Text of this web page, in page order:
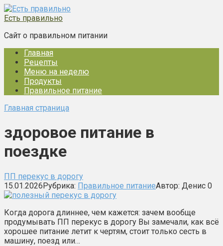
Перейти
к
Есть правильно
Сайт о правильном питании
Главная
Рецепты
Меню на неделю
Продукты
Правильное питание
Главная страница
здоровое питание в
поездке
ПП перекус в дорогу
15.01.2026Рубрика: Правильное питаниеАвтор: Денис 0
Когда дорога длиннее, чем кажется: зачем вообще
продумывать ПП перекус в дорогу Вы замечали, как всё
хорошее питание летит к чертям, стоит только сесть в
машину, поезд или…